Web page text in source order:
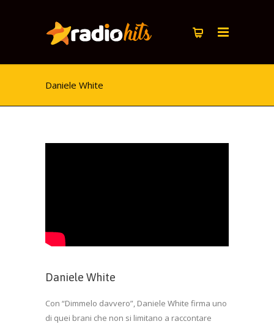
Daniele White
Daniele White
Con “Dimmelo davvero”, Daniele White firma uno
di quei brani che non si limitano a raccontare